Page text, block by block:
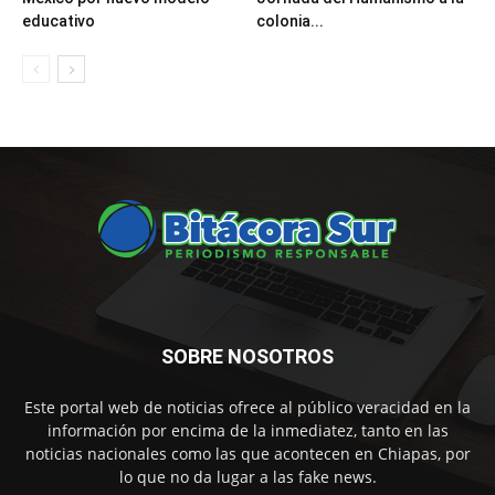
educativo
colonia...
SOBRE NOSOTROS
Este portal web de noticias ofrece al público veracidad en la
información por encima de la inmediatez, tanto en las
noticias nacionales como las que acontecen en Chiapas, por
lo que no da lugar a las fake news.